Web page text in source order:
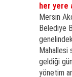
her yere
Mersin
Belediye
Mahallesi
geldiği
yönetim